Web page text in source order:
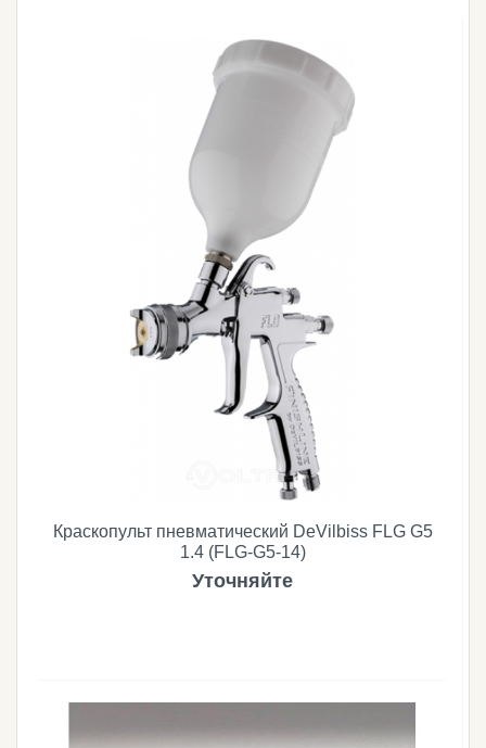
Краскопульт пневматический DeVilbiss FLG G5
1.4 (FLG-G5-14)
Уточняйте